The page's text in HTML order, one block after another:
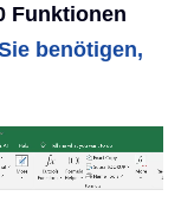
Funktionen
benötigen,